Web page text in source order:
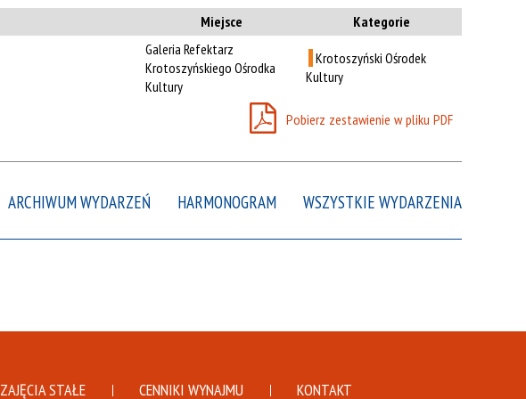
Kategoria
Trwające w
Promowane
Miejsce Kategorie
Galeria Refektarz
Krotoszyńskiego Ośrodka
Kultury
Krotoszyński Ośrodek
Kultury
Pobierz zestawienie w pliku PDF
WSZYSTKIE WYDARZENIA
HARMONOGRAM
ARCHIWUM WYDARZEŃ
ZAJĘCIA STAŁE CENNIKI WYNAJMU KONTAKT